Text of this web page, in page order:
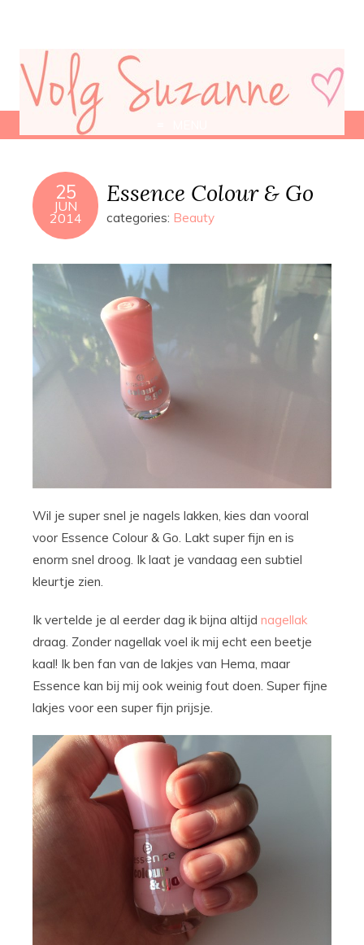
25
JUN
2014
Essence Colour & Go
categories: Beauty
Wil je super snel je nagels lakken, kies dan vooral
voor Essence Colour & Go. Lakt super fijn en is
enorm snel droog. Ik laat je vandaag een subtiel
kleurtje zien.
Ik vertelde je al eerder dag ik bijna altijd nagellak
draag. Zonder nagellak voel ik mij echt een beetje
kaal! Ik ben fan van de lakjes van Hema, maar
Essence kan bij mij ook weinig fout doen. Super fijne
lakjes voor een super fijn prijsje.